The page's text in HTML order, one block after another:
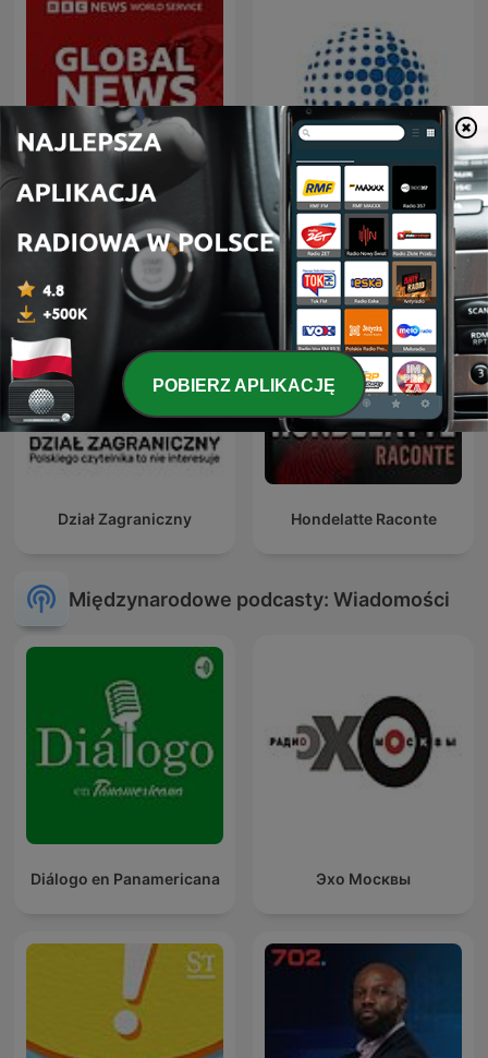
Global News Podcast
OSW - Ośrodek Studiów
Wschodnich
Dział Zagraniczny Hondelatte Raconte
Międzynarodowe podcasty: Wiadomości
Diálogo en Panamericana Эхо Москвы
POBIERZ APLIKACJĘ